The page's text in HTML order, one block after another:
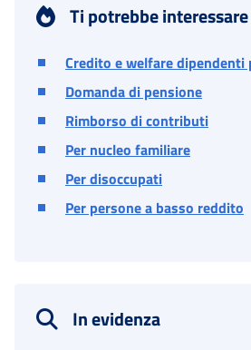
Ti potrebbe interessare
Credito e welfare dipendenti
Domanda di pensione
Rimborso di contributi
Per nucleo familiare
Per disoccupati
Per persone a basso reddito
In evidenza